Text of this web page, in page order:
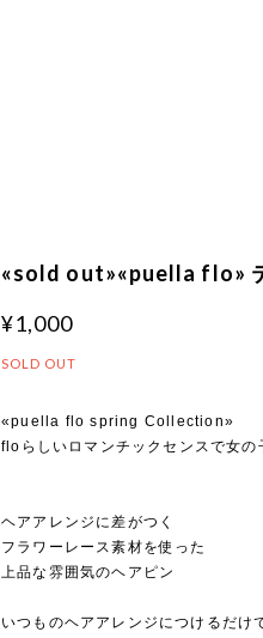
«sold out»«puella flo»
¥1,000
SOLD OUT
«puella flo spring Collection»
floらしいロマンチックセンスで女の
ヘアアレンジに差がつく
フラワーレース素材を使った
上品な雰囲気のヘアピン
いつものヘアアレンジにつけるだけ